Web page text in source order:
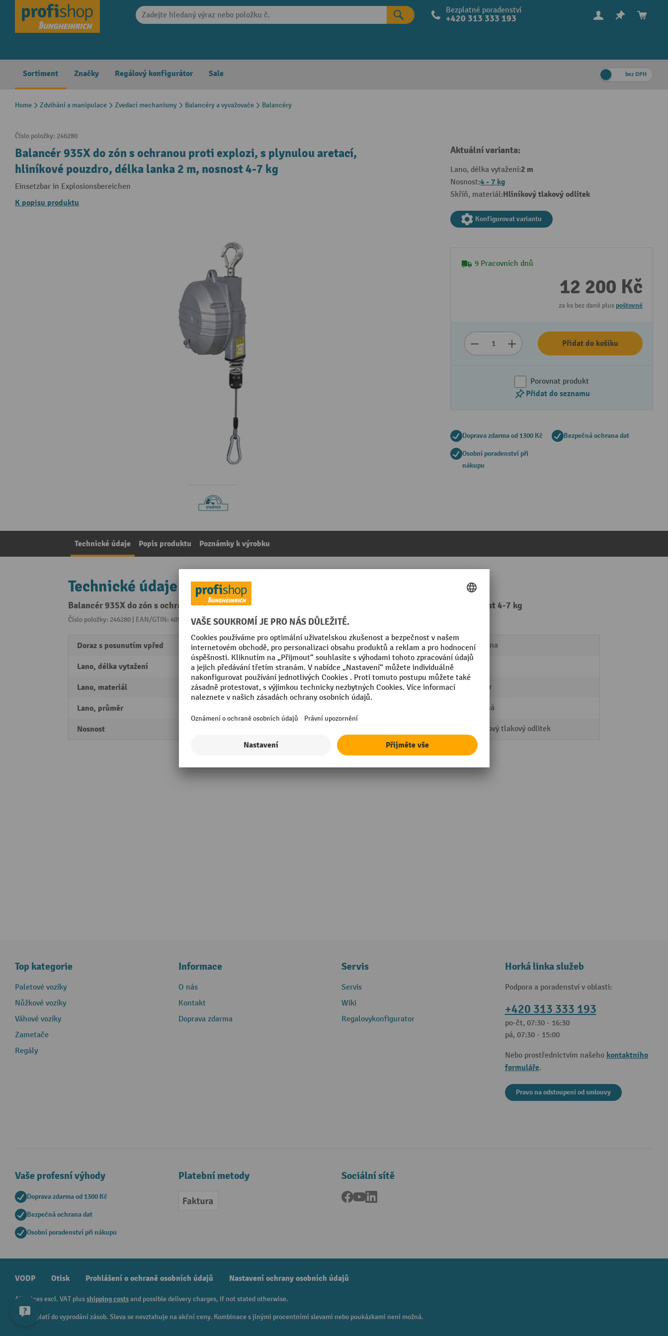
Skip to main navigation Bezplatné poradenství
+420 313 333 193
Sortiment Značky Regálový konfigurátor Sale bez DPH
Home Zdvihání a manipulace Zvedací mechanismy Balancéry a vyvažovače Balancéry
Číslo položky: 246280
Balancér 935X do zón s ochranou proti explozi, s plynulou aretací,
hliníkové pouzdro, délka lanka 2 m, nosnost 4-7 kg
Einsetzbar in Explosionsbereichen
K popisu produktu
Aktuální varianta:
Lano, délka vytažení:2 m
Nosnost:4 - 7 kg
Skříň, materiál:Hliníkový tlakový odlitek
Konfigurovat variantu
9 Pracovních dnů
12 200 Kč
za ks bez daně plus poštovné
Přidat do košíku
Porovnat produkt
Přidat do seznamu
Doprava zdarma od 1300 Kč Bezpečná ochrana dat
Osobní poradenství při
nákupu
Technické údaje Popis produktu Poznámky k výrobku
Technické údaje
Balancér 935X do zón s ochranou proti explozi, s plynulou aretací, hliníkové pouzdro, délka lanka 2 m, nosnost 4-7 kg
Číslo položky: 246280 | EAN/GTIN: 4055091232072Z kategorie:Balancéry
Doraz s posunutím vpřed Ano
Lano, délka vytažení 2 m
Lano, materiál ušlechtilá ocel
Lano, průměr
Nosnost
Nosnost závěsu Karabina
Pohotovostní hmotnost
Segmentu Startér
stříbrná
Hliníkový tlakový odlitek
Top kategorie
Paletové vozíky
Nůžkové vozíky
Váhové vozíky
Zametače
Regály
Informace
O nás
Kontakt
Doprava zdarma
Servis
Servis
Wiki
Regalovykonfigurator
Horká linka služeb
Podpora a poradenství v oblasti:
+420 313 333 193
po-čt, 07:30 - 16:30
pá, 07:30 - 15:00
Nebo prostřednictvím našeho kontaktního
formuláře.
Pravo na odstoupeni od smlouvy
Vaše profesní výhody
Doprava zdarma od 1300 Kč
Bezpečná ochrana dat
Osobní poradenství při nákupu
Platební metody
Faktura
Sociální sítě
Facebook
YouTube
VODP Otisk Prohlášení o ochraně osobních údajů Nastavení ochrany osobních údajů
All prices excl. VAT plusshipping costsand possible delivery charges, if not stated otherwise.
¹ Sleva platí do vyprodání zásob. Sleva se nevztahuje na akční ceny. Kombinace s jinými procentními slevami nebo poukázkami není možná.